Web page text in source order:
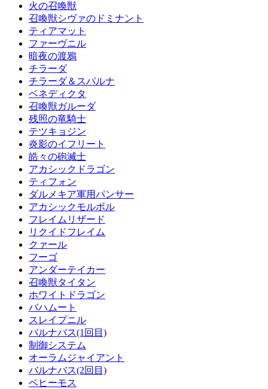
火の召喚獣
召喚獣シヴァのドミナント
ティアマット
ファーヴニル
暗夜の渡鴉
チラーダ
チラーダ＆スパルナ
ベネディクタ
召喚獣ガルーダ
残照の竜騎士
テツキョジン
炎影のイフリート
皓々の砲滅士
アカシックドラゴン
ティフォン
ダルメキア軍用パンサー
アカシックモルボル
フレイムリザード
リクイドフレイム
クァール
フーゴ
アンダーテイカー
召喚獣タイタン
ホワイトドラゴン
バハムート
スレイプニル
バルナバス(1回目)
制御システム
オーラムジャイアント
バルナバス(2回目)
ベヒーモス